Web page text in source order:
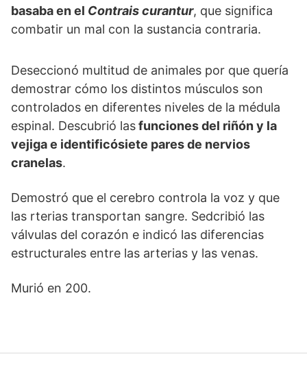
basaba en el Contrais curantur, que significa
combatir un mal con la sustancia contraria.
Deseccionó multitud de animales por que quería
demostrar cómo los distintos músculos son
controlados en diferentes niveles de la médula
espinal. Descubrió lasfunciones del riñón y la
vejiga e identificósiete pares de nervios
cranelas.
Demostró que el cerebro controla la voz y que
las rterias transportan sangre. Sedcribió las
válvulas del corazón e indicó las diferencias
estructurales entre las arterias y las venas.
Murió en 200.